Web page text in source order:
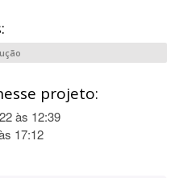
projeto:
às 12:39
17:12